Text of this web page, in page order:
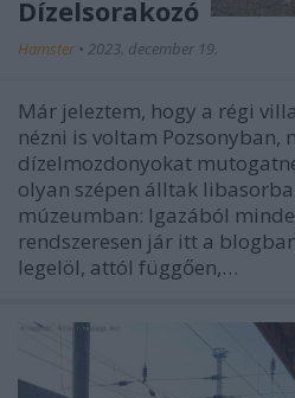
Dízelsorakozó
Hamster • 2023. december 19.
Már jeleztem, hogy a régi
nézni is voltam Pozsonyban,
dízelmozdonyokat
olyan szépen álltak
múzeumban: Igazából
rendszeresen jár itt a
legelöl, attól függően,…